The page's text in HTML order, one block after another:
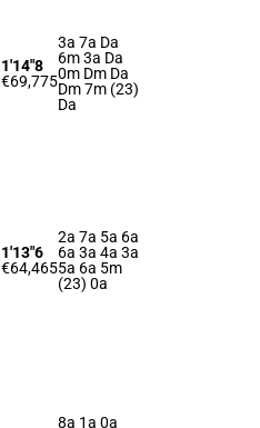
1'14"8
€69,775
3a 7a Da
6m 3a Da
0m Dm Da
Dm 7m (23)
Da
1'13"6
€64,465
2a 7a 5a 6a
6a 3a 4a 3a
5a 6a 5m
(23) 0a
8a 1a 0a